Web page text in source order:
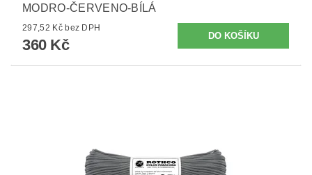
MODRO-ČERVENO-BÍLÁ
297,52 Kč bez DPH
360 Kč